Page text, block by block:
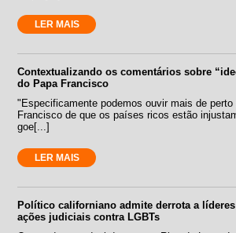
LER MAIS
Contextualizando os comentários sobre
do Papa Francisco
"Especificamente podemos ouvir mais de perto
Francisco de que os países ricos estão
goe[...]
LER MAIS
Político californiano admite derrota a
ações judiciais contra LGBTs